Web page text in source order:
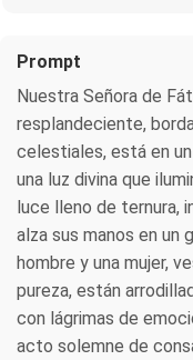
Prompt
Nuestra Señora de
resplandeciente,
celestiales, está en
una luz divina que
luce lleno de ternura,
alza sus manos en un
hombre y una mujer,
pureza, están
con lágrimas de
acto solemne de